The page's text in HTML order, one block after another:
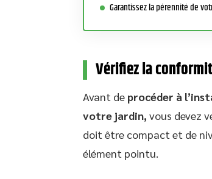
Garantissez la pérennité de
Vérifiez la
Avant de procéder à
votre jardin, vous devez
doit être compact et de
élément pointu.